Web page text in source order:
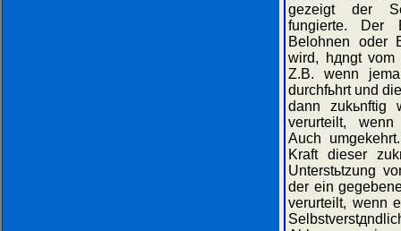
gezeigt der
fungierte. Der
Belohnen oder
wird, hдngt vom
Z.B. wenn
durchfьhrt und
dann zukьnftig
verurteilt,
Auch
Kraft dieser
Unterstьtzung
der ein
verurteilt, wenn